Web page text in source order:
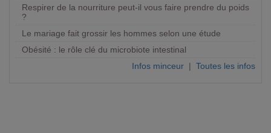
Respirer de la nourriture peut-il vous faire prendre du poids
?
Le mariage fait grossir les hommes selon une étude
Obésité : le rôle clé du microbiote intestinal
Infos minceur | Toutes les infos